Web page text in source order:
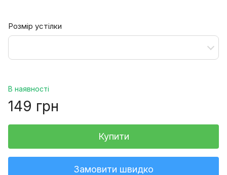
Розмір устілки
В наявності
149 грн
Купити
Замовити швидко